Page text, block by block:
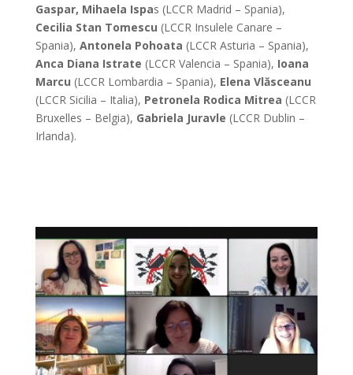
Gaspar, Mihaela Ispas (LCCR Madrid – Spania),
Cecilia Stan Tomescu (LCCR Insulele Canare –
Spania), Antonela Pohoata (LCCR Asturia – Spania),
Anca Diana Istrate (LCCR Valencia – Spania), Ioana
Marcu (LCCR Lombardia – Spania), Elena Vlăsceanu
(LCCR Sicilia – Italia), Petronela Rodica Mitrea (LCCR
Bruxelles – Belgia), Gabriela Juravle (LCCR Dublin –
Irlanda).